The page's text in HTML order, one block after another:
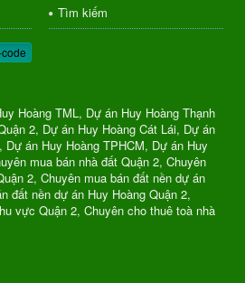
Tìm kiếm
Hoàng TML, Dự án Huy Hoàng Thạnh
2, Dự án Huy Hoàng Cát Lái, Dự án
Dự án Huy Hoàng TPHCM, Dự án Huy
mua bán nhà đất Quận 2, Chuyên
2, Chuyên mua bán đất nền dự án
đất nền dự án Huy Hoàng Quận 2,
vực Quận 2, Chuyên cho thuê toà nhà